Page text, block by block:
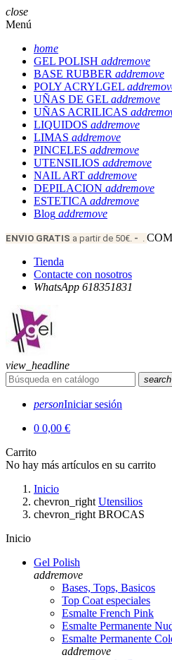
close
Menú
home
GEL POLISH addremove
BASE RUBBER addremove
POLY ACRYLGEL add
UÑAS DE GEL addremove
UÑAS ACRILICAS add
LIQUIDOS addremove
LIMAS addremove
PINCELES addremove
UTENSILIOS addremove
NAIL ART addremove
DEPILACION addremove
ESTETICA addremove
Blog addremove
ENVIO GRATIS a partir de 50€. - .
Tienda
Contacte con nosotros
WhatsApp 618351831
view_headline
search
personIniciar sesión
0 0,00 €
Carrito
No hay más artículos en su carrito
Inicio
chevron_right Utensilios
chevron_right BROCAS
Inicio
Gel Polish
addremove
Bases, Tops, Basicos
Top Coat especiales
Esmalte French Pink
Esmalte Permanente
Esmalte Permanente
addremove